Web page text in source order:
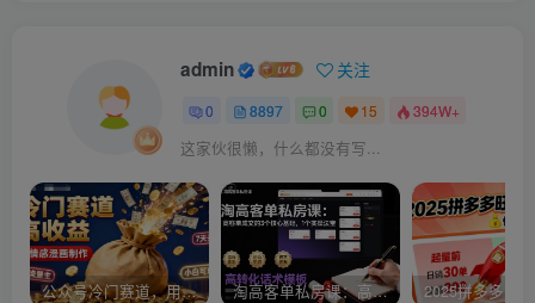
admin 关注
0 8897 0 15 394W+
这家伙很懒，什么都没有写...
公众号冷门赛道，用AI做情感漫画，7天开通流量主，操作简单，小白可玩 淘高客单私房课：高客单成交的3个核心基础，1个实操法宝